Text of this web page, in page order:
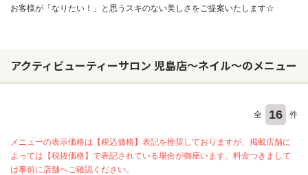
お客様が「なりたい！」と思うスキのない美しさをご提案いたします☆
アクティビューティーサロン 児島店～ネイル～のメニュー
全 16 件
メニューの表示価格は【税込価格】表記を推奨しておりますが、掲載店舗に
よっては【税抜価格】で表記されている場合が御座います。料金つきまして
は事前に店舗へご確認ください。